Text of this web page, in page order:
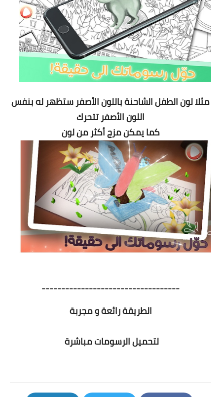
مثلا لون الطفل الشاحنة باللون الأصفر ستظهر له بنفس
اللون الأصفر تتحرك
كما يمكن مزج أكثر من لون
-----------------------------------
الطريقة رائعة و مجربة
لتحميل الرسومات مباشرة